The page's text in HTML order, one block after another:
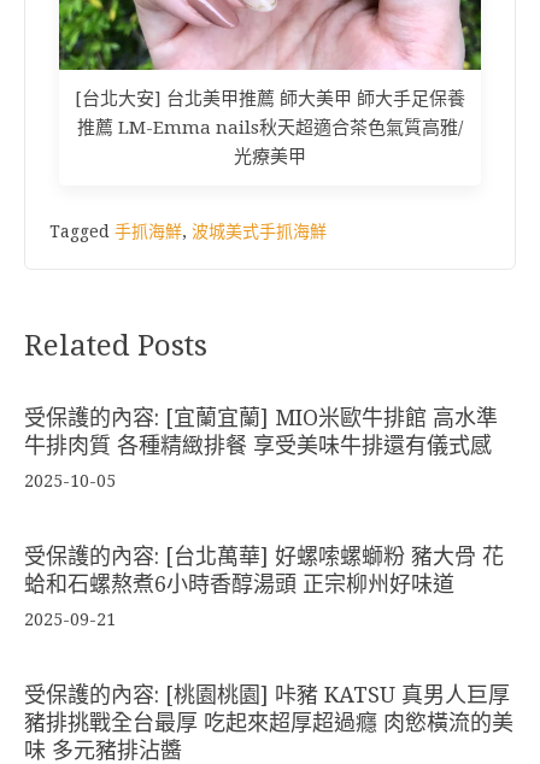
[台北大安] 台北美甲推薦 師大美甲 師大手足保養
推薦 LM-Emma nails秋天超適合茶色氣質高雅/
光療美甲
Tagged 手抓海鮮, 波城美式手抓海鮮
Related Posts
受保護的內容: [宜蘭宜蘭] MIO米歐牛排館 高水準
牛排肉質 各種精緻排餐 享受美味牛排還有儀式感
2025-10-05
受保護的內容: [台北萬華] 好螺嗦螺螄粉 豬大骨 花
蛤和石螺熬煮6小時香醇湯頭 正宗柳州好味道
2025-09-21
受保護的內容: [桃園桃園] 咔豬 KATSU 真男人巨厚
豬排挑戰全台最厚 吃起來超厚超過癮 肉慾橫流的美
味 多元豬排沾醬